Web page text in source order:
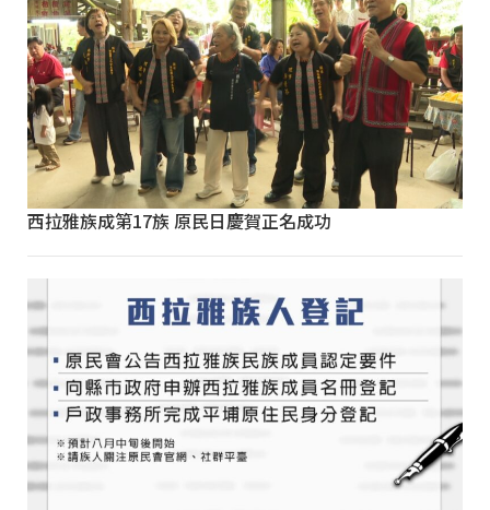
西拉雅族成第17族 原民日慶賀正名成功